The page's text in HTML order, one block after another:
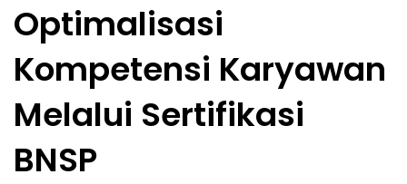
Optimalisasi
Kompetensi Karyawan
Melalui Sertifikasi
BNSP